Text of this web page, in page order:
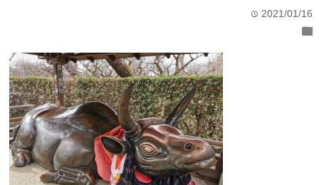
time 2021/01/16
folder